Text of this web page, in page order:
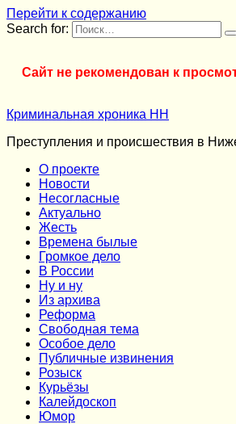
Перейти к содержанию
Search for:
Сайт не рекомендован к
Криминальная хроника НН
Преступления и происшествия в
О проекте
Новости
Несогласные
Актуально
Жесть
Времена былые
Громкое дело
В России
Ну и ну
Из архива
Реформа
Cвободная тема
Особое дело
Публичные извинения
Розыск
Курьёзы
Калейдоскоп
Юмор